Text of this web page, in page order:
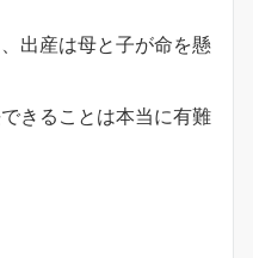
出産は母と子が命を懸
きることは本当に有難